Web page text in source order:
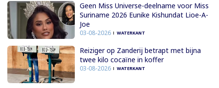
Geen Miss Universe-deelname voor Miss
Suriname 2026 Eunike Kishundat Lioe-A-
Joe
03-08-2026 WATERKANT
Reiziger op Zanderij betrapt met bijna
twee kilo cocaïne in koffer
03-08-2026 WATERKANT